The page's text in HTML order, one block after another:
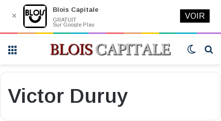
Switch
Victor Duruy
✕
Blois Capitale
GRATUIT
Sur Google Play
VOIR